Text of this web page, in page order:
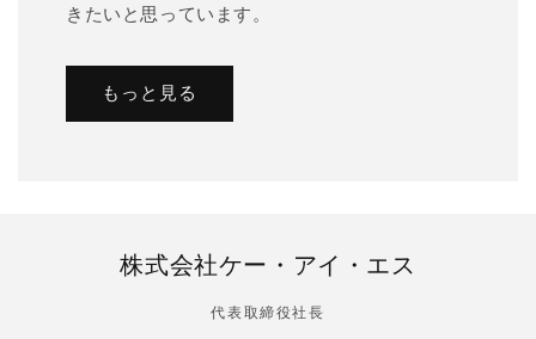
きたいと思っています。
もっと見る
株式会社ケー・アイ・エス
代表取締役社長